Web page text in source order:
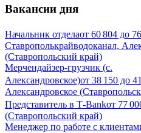
Вакансии дня
Начальник отделаот 60 804 до
Ставрополькрайводоканал,
(Ставропольский край)
Мерчендайзер-грузчик (с.
Александровское)от 38 150 до
Александровское
Представитель в Т-Bankот 77
(Ставропольский край)
Менеджер по работе с